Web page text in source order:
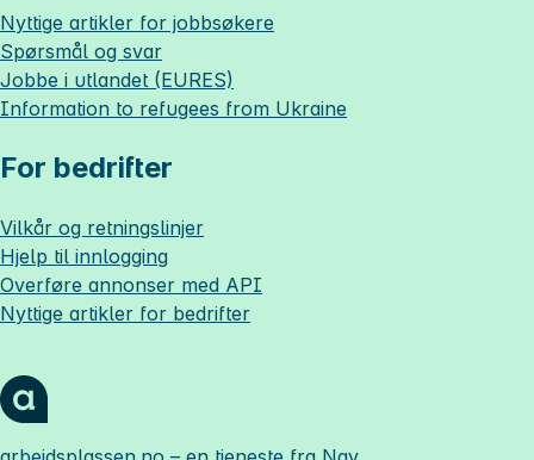
Nyttige artikler for jobbsøkere
Spørsmål og svar
Jobbe i utlandet (EURES)
Information to refugees from Ukraine
For bedrifter
Vilkår og retningslinjer
Hjelp til innlogging
Overføre annonser med API
Nyttige artikler for bedrifter